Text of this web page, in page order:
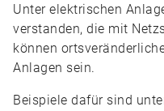
Unter elektrischen
verstanden, die mit
können
Anlagen sein.
Beispiele dafür sind